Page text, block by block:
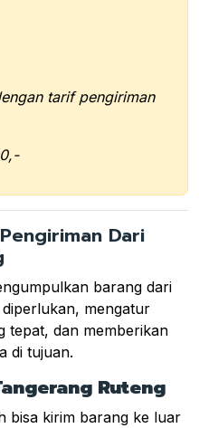
tarif pengiriman
Dari
barang dari
mengatur
tepat, dan memberikan
di tujuan.
Ruteng
bisa kirim barang ke luar